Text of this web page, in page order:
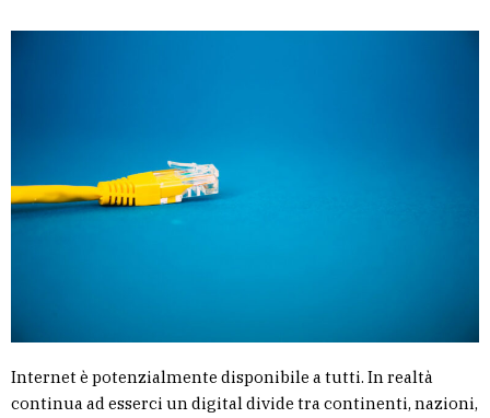
Internet è potenzialmente disponibile a tutti. In realtà
continua ad esserci un digital divide tra continenti, nazioni,